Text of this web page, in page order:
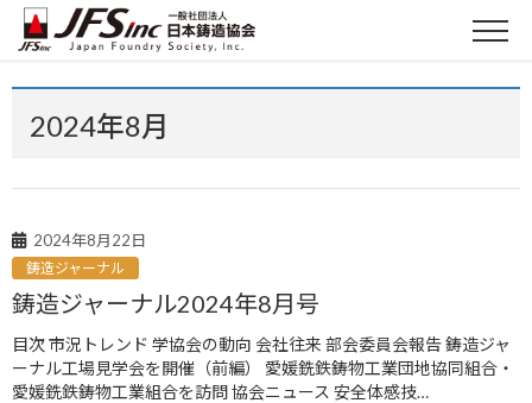
2024年8月
2024年8月22日
鋳造ジャーナル
鋳造ジャーナル2024年8月号
目次 市況トレンド 学協会の動向 会社往来 部会委員会報告 鋳造ジャ
ーナル工場見学会を開催（前編） 愛媛銑鉄鋳物工業団地協同組合・
愛媛銑鉄鋳物工業組合を訪問 協会ニュース 安全体感技…